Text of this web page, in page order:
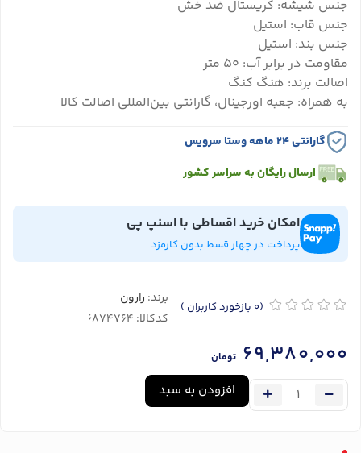
جنس شیشه: کریستال ضد خش
جنس قاب: استیل
جنس بند: استیل
مقاومت در برابر آب: 50 متر
اصالت برند: هنگ کنگ
به همراه: جعبه اورجینال، گارانتی بین‌المللی اصالت کالا
گارانتی ۲۴ ماهه وستا سرویس
ارسال رایگان به سراسر کشور
امکان خرید اقساطی با اسنپ پی
پرداخت در چهار قسط بدون کارمزد
(0 بازخورد کاربران ) برند: رارون
کدکالا:
69,380,000 تومان
افزودن به سبد